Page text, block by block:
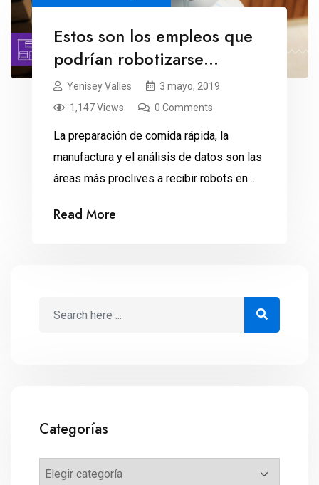
Estos son los empleos que
podrían robotizarse
primero
Yenisey Valles
3 mayo, 2019
1,147 Views
0 Comments
La preparación de comida rápida, la
manufactura y el análisis de datos son las
áreas más proclives a recibir robots en
Read More
Categorías